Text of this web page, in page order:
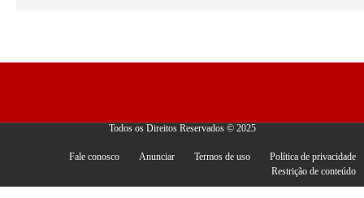
Todos os Direitos Reservados © 2025
Fale conosco Anunciar Termos de uso
Política de privacidade
Restrição de conteúdo